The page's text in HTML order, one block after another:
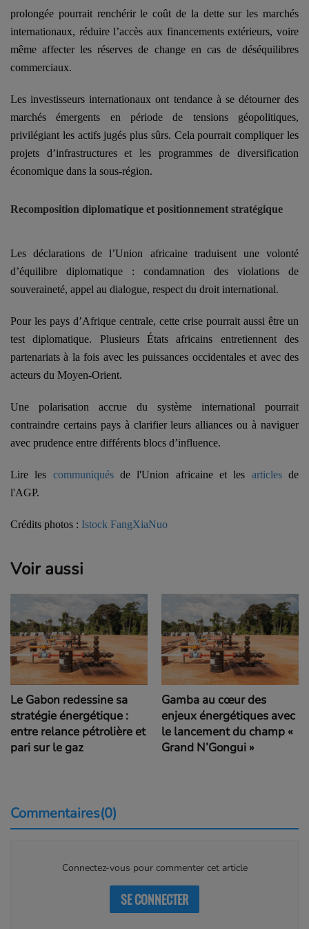
prolongée pourrait renchérir le coût de la dette sur les marchés
internationaux, réduire l’accès aux financements extérieurs, voire
même affecter les réserves de change en cas de déséquilibres
commerciaux.
Les investisseurs internationaux ont tendance à se détourner des
marchés émergents en période de tensions géopolitiques,
privilégiant les actifs jugés plus sûrs. Cela pourrait compliquer les
projets d’infrastructures et les programmes de diversification
économique dans la sous-région.
Recomposition diplomatique et positionnement stratégique
Les déclarations de l’Union africaine traduisent une volonté
d’équilibre diplomatique : condamnation des violations de
souveraineté, appel au dialogue, respect du droit international.
Pour les pays d’Afrique centrale, cette crise pourrait aussi être un
test diplomatique. Plusieurs États africains entretiennent des
partenariats à la fois avec les puissances occidentales et avec des
acteurs du Moyen-Orient.
Une polarisation accrue du système international pourrait
contraindre certains pays à clarifier leurs alliances ou à naviguer
avec prudence entre différents blocs d’influence.
Lire les communiquésde l'Union africaine et les articlesde
l'AGP.
Crédits photos : Istock FangXiaNuo
Voir aussi
Le Gabon redessine sa
stratégie énergétique :
entre relance pétrolière et
pari sur le gaz
Gamba au cœur des
enjeux énergétiques avec
le lancement du champ «
Grand N’Gongui »
Commentaires(0)
Connectez-vous pour commenter cet article
SE CONNECTER